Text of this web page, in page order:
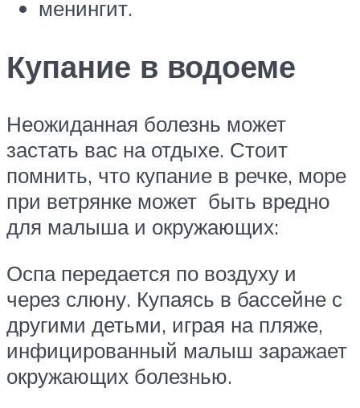
менингит.
Купание в водоеме
Неожиданная болезнь может
застать вас на отдыхе. Стоит
помнить, что купание в речке, море
при ветрянке может быть вредно
для малыша и окружающих:
Оспа передается по воздуху и
через слюну. Купаясь в бассейне с
другими детьми, играя на пляже,
инфицированный малыш заражает
окружающих болезнью.